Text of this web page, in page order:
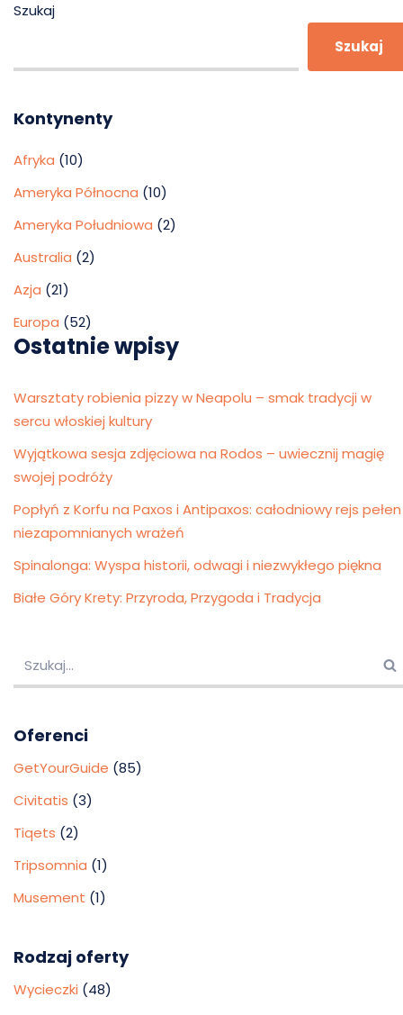
Szukaj
Szukaj
Kontynenty
Afryka (10)
Ameryka Północna (10)
Ameryka Południowa (2)
Australia (2)
Azja (21)
Europa (52)
Ostatnie wpisy
Warsztaty robienia pizzy w Neapolu – smak tradycji w
sercu włoskiej kultury
Wyjątkowa sesja zdjęciowa na Rodos – uwiecznij magię
swojej podróży
Popłyń z Korfu na Paxos i Antipaxos: całodniowy rejs pełen
niezapomnianych wrażeń
Spinalonga: Wyspa historii, odwagi i niezwykłego piękna
Białe Góry Krety: Przyroda, Przygoda i Tradycja
Oferenci
GetYourGuide (85)
Civitatis (3)
Tiqets (2)
Tripsomnia (1)
Musement (1)
Rodzaj oferty
Wycieczki (48)